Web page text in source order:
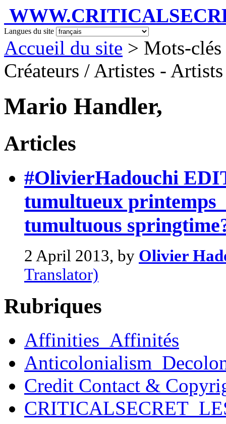
Langues du site
Accueil du site > Mots-
Créateurs / Artistes -
Mario Handler,
Articles
#OlivierHadouchi
tumultueux printemps
tumultuous
2 April 2013, by Olivier
Translator)
Rubriques
Affinities_Affinités
Credit Contact &